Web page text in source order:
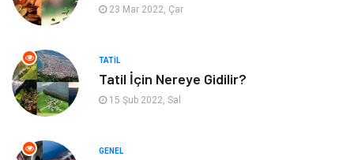
Organizasyon
Spor
Bebek Giyim Mobilya
23 Mar 2022, Çar
TATIL
Tatil İçin Nereye Gidilir?
15 Şub 2022, Sal
GENEL